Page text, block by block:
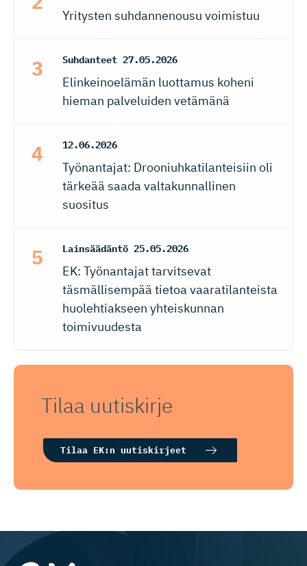
Yritysten suhdannenousu voimistuu
Suhdanteet 27.05.2026
Elinkeinoelämän luottamus koheni
hieman palveluiden vetämänä
12.06.2026
Työnantajat: Drooniuhkatilanteisiin oli
tärkeää saada valtakunnallinen
suositus
Lainsäädäntö 25.05.2026
EK: Työnantajat tarvitsevat
täsmällisempää tietoa vaaratilanteista
huolehtiakseen yhteiskunnan
toimivuudesta
Tilaa uutiskirje
Tilaa EK:n uutiskirjeet